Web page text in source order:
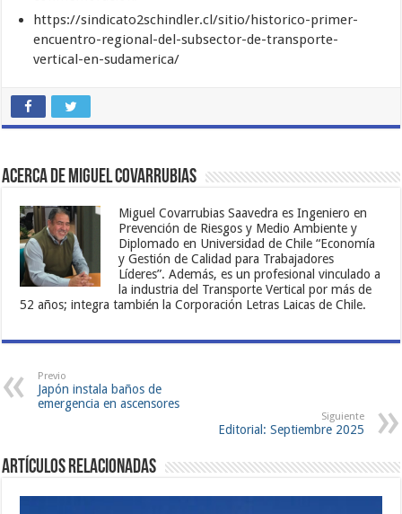
https://sindicato2schindler.cl/sitio/historico-primer-
encuentro-regional-del-subsector-de-transporte-
vertical-en-sudamerica/
Acerca de Miguel Covarrubias
Miguel Covarrubias Saavedra es Ingeniero en
Prevención de Riesgos y Medio Ambiente y
Diplomado en Universidad de Chile “Economía
y Gestión de Calidad para Trabajadores
Líderes”. Además, es un profesional vinculado a
la industria del Transporte Vertical por más de
52 años; integra también la Corporación Letras Laicas de Chile.
Previo
Japón instala baños de
emergencia en ascensores
Siguiente
Editorial: Septiembre 2025
Artículos Relacionadas